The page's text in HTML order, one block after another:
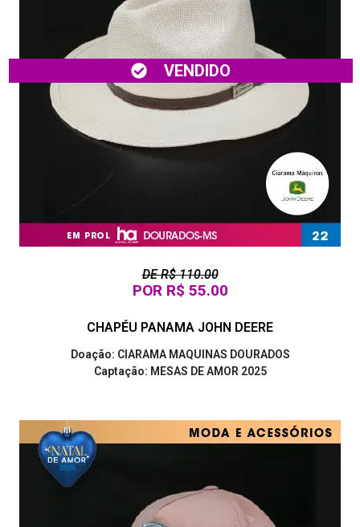
DE R$ 110.00
POR R$ 55.00
VENDIDO
CHAPÉU PANAMA JOHN DEERE
Doação: CIARAMA MAQUINAS DOURADOS
Captação: MESAS DE AMOR 2025